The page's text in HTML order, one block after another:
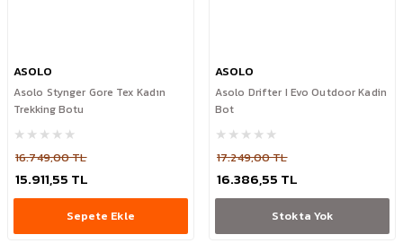
ASOLO
Asolo Stynger Gore Tex Kadın
Trekking Botu
16.749,00 TL
15.911,55 TL
Sepete Ekle
ASOLO
Asolo Drifter I Evo Outdoor Kadin
Bot
17.249,00 TL
16.386,55 TL
Stokta Yok